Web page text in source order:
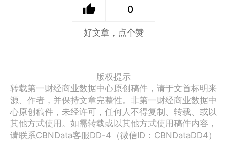
0
好文章，点个赞
版权提示
转载第一财经商业数据中心原创稿件，请于文首标明来
源、作者，并保持文章完整性。非第一财经商业数据中
心原创稿件，未经许可，任何人不得复制、转载、或以
其他方式使用。如需转载或以其他方式使用稿件内容，
请联系CBNData客服DD-4（微信ID：CBNDataDD4）